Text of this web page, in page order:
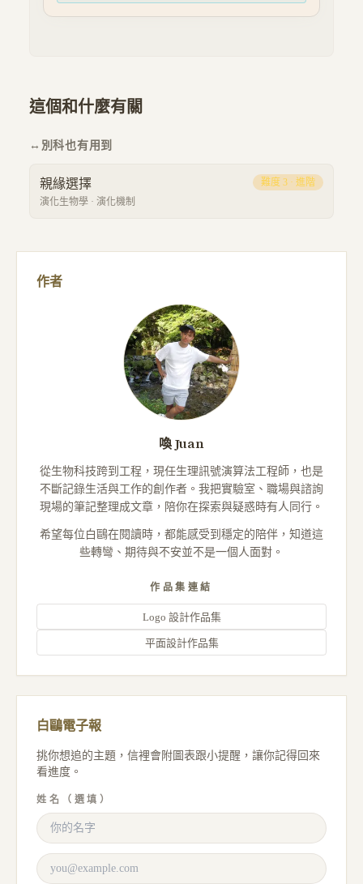
這個和什麼有關
↔ 別科也有用到
親緣選擇
演化生物學 · 演化機制
難度 3 · 進階
作者
喚 Juan
從生物科技跨到工程，現任生理訊號演算法工程師，也是
不斷記錄生活與工作的創作者。我把實驗室、職場與諮詢
現場的筆記整理成文章，陪你在探索與疑惑時有人同行。
希望每位白鷗在閱讀時，都能感受到穩定的陪伴，知道這
些轉彎、期待與不安並不是一個人面對。
作品集連結
Logo 設計作品集
平面設計作品集
白鷗電子報
挑你想追的主題，信裡會附圖表跟小提醒，讓你記得回來
看進度。
姓名（選填）